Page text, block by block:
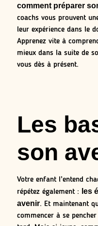
comment préparer
coachs vous prouvent
leur expérience dans le
Apprenez vite à
mieux dans la suite de
vous dès à présent.
Les
son
Votre enfant l’entend
répétez également :
les
avenir. Et maintenant
commencer à se